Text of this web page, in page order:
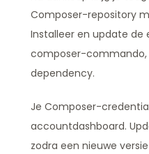
Composer-repository
Installeer en update de
composer-commando,
dependency.
Je Composer-
accountdashboard.
zodra een nieuwe